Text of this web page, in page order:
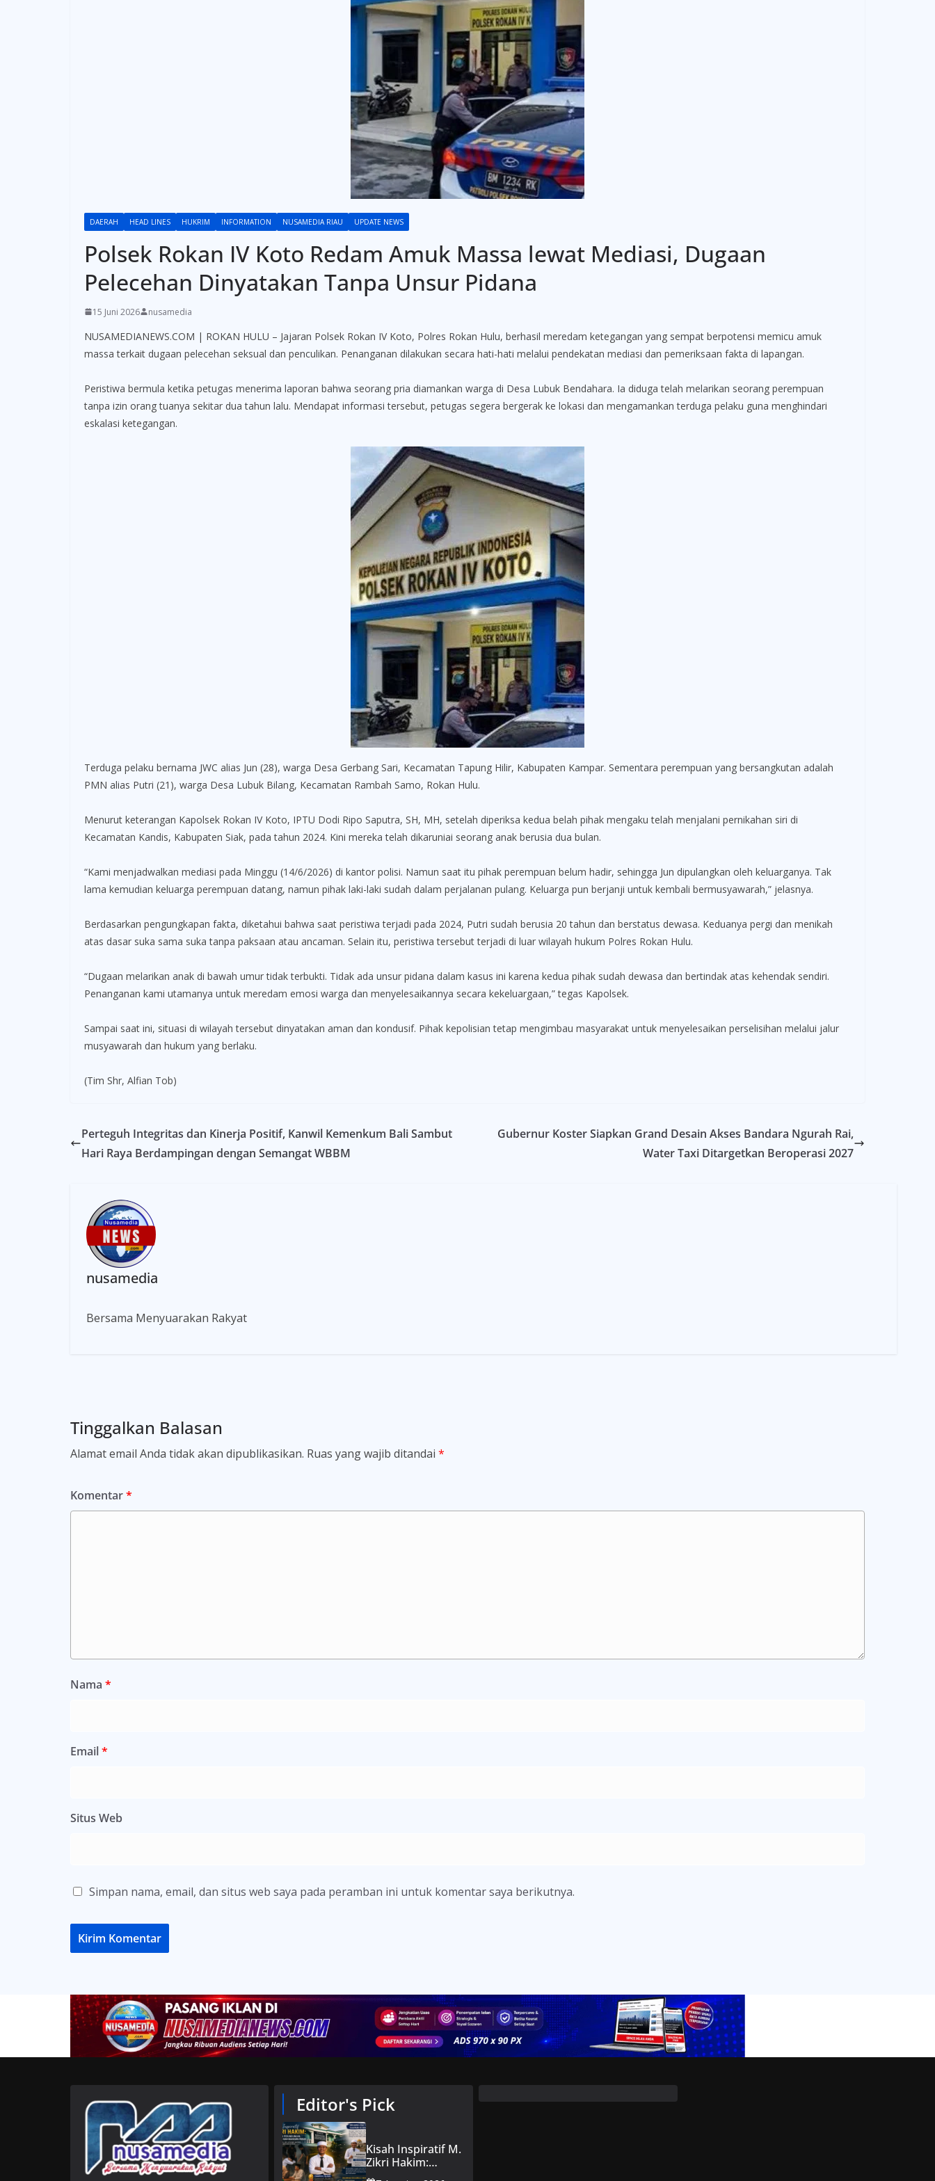
DAERAH HEAD LINES HUKRIM INFORMATION NUSAMEDIA RIAU UPDATE NEWS
Polsek Rokan IV Koto Redam Amuk Massa lewat Mediasi, Dugaan
Pelecehan Dinyatakan Tanpa Unsur Pidana
15 Juni 2026 nusamedia
NUSAMEDIANEWS.COM | ROKAN HULU – Jajaran Polsek Rokan IV Koto, Polres Rokan Hulu, berhasil meredam ketegangan yang sempat berpotensi memicu amuk
massa terkait dugaan pelecehan seksual dan penculikan. Penanganan dilakukan secara hati-hati melalui pendekatan mediasi dan pemeriksaan fakta di lapangan.
Peristiwa bermula ketika petugas menerima laporan bahwa seorang pria diamankan warga di Desa Lubuk Bendahara. Ia diduga telah melarikan seorang perempuan
tanpa izin orang tuanya sekitar dua tahun lalu. Mendapat informasi tersebut, petugas segera bergerak ke lokasi dan mengamankan terduga pelaku guna menghindari
eskalasi ketegangan.
Terduga pelaku bernama JWC alias Jun (28), warga Desa Gerbang Sari, Kecamatan Tapung Hilir, Kabupaten Kampar. Sementara perempuan yang bersangkutan adalah
PMN alias Putri (21), warga Desa Lubuk Bilang, Kecamatan Rambah Samo, Rokan Hulu.
Menurut keterangan Kapolsek Rokan IV Koto, IPTU Dodi Ripo Saputra, SH, MH, setelah diperiksa kedua belah pihak mengaku telah menjalani pernikahan siri di
Kecamatan Kandis, Kabupaten Siak, pada tahun 2024. Kini mereka telah dikaruniai seorang anak berusia dua bulan.
“Kami menjadwalkan mediasi pada Minggu (14/6/2026) di kantor polisi. Namun saat itu pihak perempuan belum hadir, sehingga Jun dipulangkan oleh keluarganya. Tak
lama kemudian keluarga perempuan datang, namun pihak laki-laki sudah dalam perjalanan pulang. Keluarga pun berjanji untuk kembali bermusyawarah,” jelasnya.
Berdasarkan pengungkapan fakta, diketahui bahwa saat peristiwa terjadi pada 2024, Putri sudah berusia 20 tahun dan berstatus dewasa. Keduanya pergi dan menikah
atas dasar suka sama suka tanpa paksaan atau ancaman. Selain itu, peristiwa tersebut terjadi di luar wilayah hukum Polres Rokan Hulu.
“Dugaan melarikan anak di bawah umur tidak terbukti. Tidak ada unsur pidana dalam kasus ini karena kedua pihak sudah dewasa dan bertindak atas kehendak sendiri.
Penanganan kami utamanya untuk meredam emosi warga dan menyelesaikannya secara kekeluargaan,” tegas Kapolsek.
Sampai saat ini, situasi di wilayah tersebut dinyatakan aman dan kondusif. Pihak kepolisian tetap mengimbau masyarakat untuk menyelesaikan perselisihan melalui jalur
musyawarah dan hukum yang berlaku.
(Tim Shr, Alfian Tob)
Perteguh Integritas dan Kinerja Positif, Kanwil Kemenkum Bali Sambut
Hari Raya Berdampingan dengan Semangat WBBM
Gubernur Koster Siapkan Grand Desain Akses Bandara Ngurah Rai,
Water Taxi Ditargetkan Beroperasi 2027
nusamedia
Bersama Menyuarakan Rakyat
Tinggalkan Balasan
Alamat email Anda tidak akan dipublikasikan. Ruas yang wajib ditandai *
Komentar*
Nama *
Email*
Situs Web
Simpan nama, email, dan situs web saya pada peramban ini untuk komentar saya berikutnya.
Editor's Pick
Kisah Inspiratif M.
Zikri Hakim:
Memaafkan